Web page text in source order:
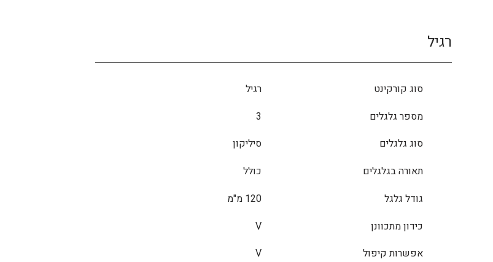
רגיל
סוג קורקינט
רגיל
מספר גלגלים
3
סוג גלגלים
סיליקון
תאורה בגלגלים
כולל
גודל גלגל
120 מ"מ
כידון מתכוונן
V
אפשרות קיפול
V